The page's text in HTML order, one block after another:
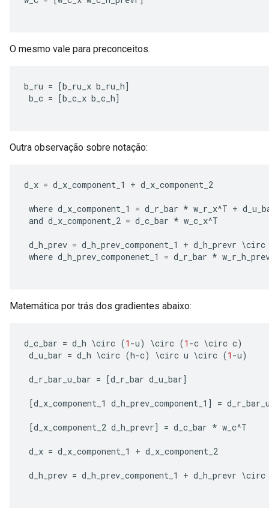
O mesmo vale para preconceitos.
b_ru = [b_ru_x b_ru_h]
b_c = [b_c_x b_c_h]
Outra observação sobre notação:
d_x = d_x_component_1 + d_x_component_2
where d_x_component_1 = d_r_bar * w_r_x^T +
and d_x_component_2 = d_c_bar * w_c_x^T
d_h_prev = d_h_prev_component_1 + d_h_prevr \circ
where d_h_prev_componenet_1 = d_r_bar *
Matemática por trás dos gradientes abaixo:
d_c_bar = d_h \circ (1 -u) \circ (1 -c \circ c)
d_u_bar = d_h \circ (h-c) \circ u \circ (1 -u)
d_r_bar_u_bar = [d_r_bar d_u_bar]
[d_x_component_1 d_h_prev_component_1 ] =
[d_x_component_2 d_h_prevr] = d_c_bar * w_c^T
d_x = d_x_component_1 + d_x_component_2
d_h_prev = d_h_prev_component_1 + d_h_prevr \circ